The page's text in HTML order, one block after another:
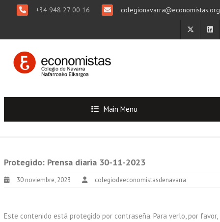
+34 948 27 00 16 colegionavarra@economistas.org
Main Menu
Protegido: Prensa diaria 30-11-2023
30 noviembre, 2023 colegiodeeconomistasdenavarra
Este contenido está protegido por contraseña. Para verlo, por favor,